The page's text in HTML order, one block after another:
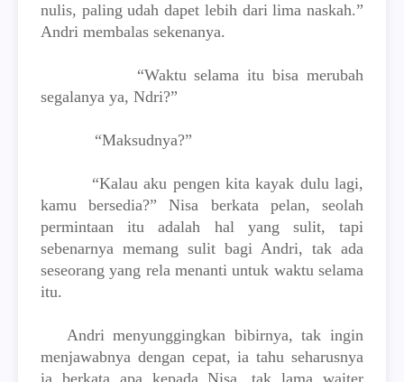
nulis, paling udah dapet lebih dari lima naskah.”
Andri membalas sekenanya.
“Waktu selama itu bisa merubah
segalanya ya, Ndri?”
“Maksudnya?”
“Kalau aku pengen kita kayak dulu lagi,
kamu bersedia?” Nisa berkata pelan, seolah
permintaan itu adalah hal yang sulit, tapi
sebenarnya memang sulit bagi Andri, tak ada
seseorang yang rela menanti untuk waktu selama
itu.
Andri menyunggingkan bibirnya, tak ingin
menjawabnya dengan cepat, ia tahu seharusnya
ia berkata apa kepada Nisa, tak lama waiter